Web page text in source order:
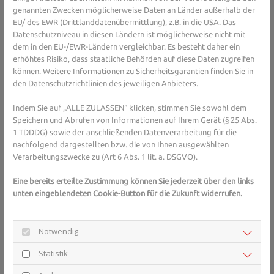
auch Schlafhormon genannt, wird bei Dunkelheit in der
Zirbeldrüse im Gehirn gebildet und sorgt dafür, dass wir müde
werden. Außerdem wandelt der Körper das Glückshormon
Serotonin in Melatonin um - und die Stimmung wird schlechter.
Der Körper versucht dann, den Serotoninmangel auszugleichen.
Und das gelingt mithilfe von Zucker: Die Symptome der
Winterdepression können sich verringern, wenn wir viel Süßes
essen, denn Zucker und sogar einige Inhaltsstoffe von Schokolade
helfen, mehr Serotonin zu produzieren. Daher kann der
Heißhunger im Winter kommen.
oder Depressionen im Allgemeinen? Gesundheits-
beraten Sie gerne. Hier gelangen Sie zur
Expertensuche.
genannten Zwecken möglicherweise Daten an Länder außerhalb der
EU/ des EWR (Drittlanddatenübermittlung), z.B. in die USA. Das
Datenschutzniveau in diesen Ländern ist möglicherweise nicht mit
dem in den EU-/EWR-Ländern vergleichbar. Es besteht daher ein
erhöhtes Risiko, dass staatliche Behörden auf diese Daten zugreifen
können. Weitere Informationen zu Sicherheitsgarantien finden Sie in
den Datenschutzrichtlinien des jeweiligen Anbieters.
Indem Sie auf „ALLE ZULASSEN“ klicken, stimmen Sie sowohl dem
Speichern und Abrufen von Informationen auf Ihrem Gerät (§ 25 Abs.
1 TDDDG) sowie der anschließenden Datenverarbeitung für die
nachfolgend dargestellten bzw. die von Ihnen ausgewählten
Verarbeitungszwecke zu (Art 6 Abs. 1 lit. a. DSGVO).
Eine bereits erteilte Zustimmung können Sie jederzeit über den links
unten eingeblendeten Cookie-Button für die Zukunft widerrufen.
Notwendig
Statistik